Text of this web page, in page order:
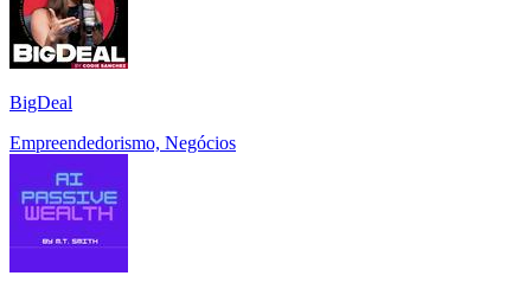
BigDeal
Empreendedorismo, Negócios